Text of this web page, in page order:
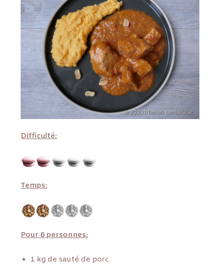
Difficulté:
Temps:
Pour 6 personnes:
1 kg de sauté de porc